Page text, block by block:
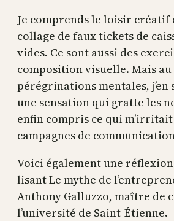
Je comprends le loisir créatif
collage de faux tickets de
vides. Ce sont aussi des
composition visuelle. Mais au
pérégrinations mentales, j’en
une sensation qui gratte les
enfin compris ce qui
campagnes de
Voici également une réflexion
lisant Le mythe de
Anthony Galluzzo, maître de
l’université de Saint-Étienne.